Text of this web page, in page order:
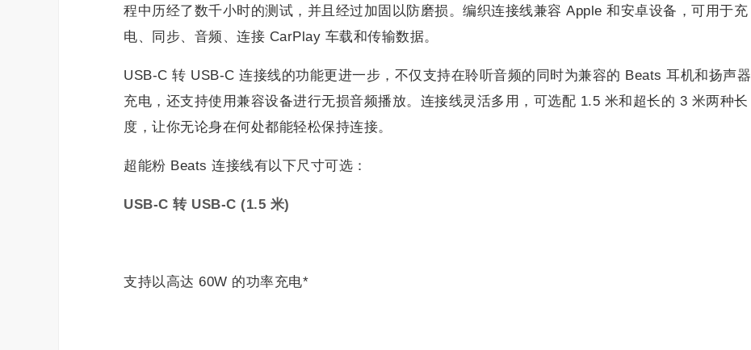
程中历经了数千小时的测试，并且经过加固以防磨损。编织连接线兼容 Apple 和安卓设备，可用于充
电、同步、音频、连接 CarPlay 车载和传输数据。
USB-C 转 USB-C 连接线的功能更进一步，不仅支持在聆听音频的同时为兼容的 Beats 耳机和扬声器
充电，还支持使用兼容设备进行无损音频播放。连接线灵活多用，可选配 1.5 米和超长的 3 米两种长
度，让你无论身在何处都能轻松保持连接。
超能粉 Beats 连接线有以下尺寸可选：
USB-C 转 USB-C (1.5 米)
支持以高达 60W 的功率充电*